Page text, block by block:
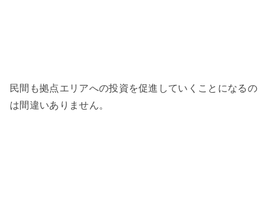
民間も拠点エリアへの投資を促進していくことになるの
は間違いありません。